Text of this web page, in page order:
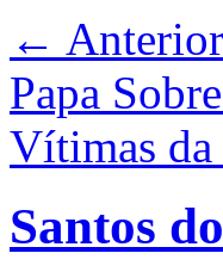
← Anterior
Papa
Vítimas
Santos